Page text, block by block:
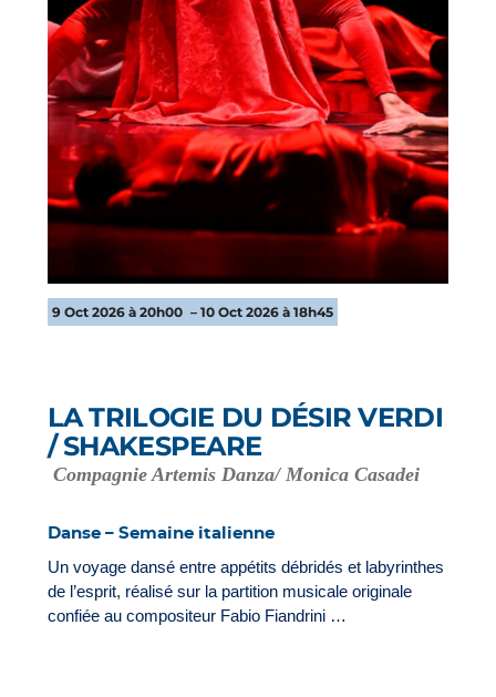
9 Oct 2026 à 20h00 – 10 Oct 2026 à 18h45
LA TRILOGIE DU DÉSIR VERDI
/ SHAKESPEARE
Compagnie Artemis Danza/ Monica Casadei
Danse – Semaine italienne
Un voyage dansé entre appétits débridés et labyrinthes
de l’esprit, réalisé sur la partition musicale originale
confiée au compositeur Fabio Fiandrini …